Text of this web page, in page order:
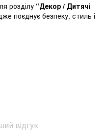
розділу “Декор / Дитячі
поєднує безпеку, стиль і
відгук